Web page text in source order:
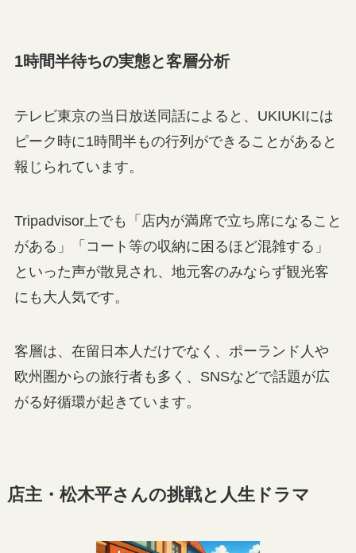
1時間半待ちの実態と客層分析
テレビ東京の当日放送同話によると、UKIUKIには
ピーク時に1時間半もの行列ができることがあると
報じられています。
Tripadvisor上でも「店内が満席で立ち席になること
がある」「コート等の収納に困るほど混雑する」
といった声が散見され、地元客のみならず観光客
にも大人気です。
客層は、在留日本人だけでなく、ポーランド人や
欧州圏からの旅行者も多く、SNSなどで話題が広
がる好循環が起きています。
店主・松木平さんの挑戦と人生ドラマ